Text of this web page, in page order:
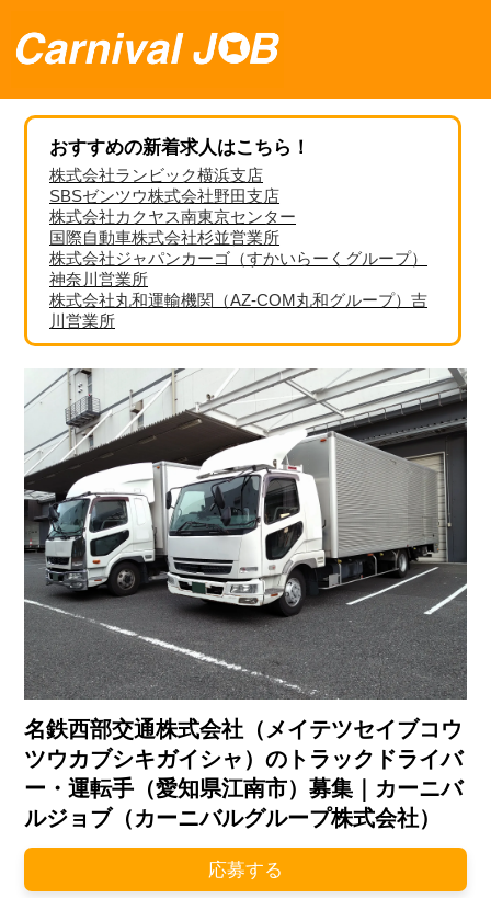
おすすめの新着求人はこちら！
株式会社ランビック横浜支店
SBSゼンツウ株式会社野田支店
株式会社カクヤス南東京センター
国際自動車株式会社杉並営業所
株式会社ジャパンカーゴ（すかいらーくグループ）
神奈川営業所
株式会社丸和運輸機関（AZ-COM丸和グループ）吉
川営業所
名鉄西部交通株式会社（メイテツセイブコウ
ツウカブシキガイシャ）のトラックドライバ
ー・運転手（愛知県江南市）募集｜カーニバ
ルジョブ（カーニバルグループ株式会社）
応募する